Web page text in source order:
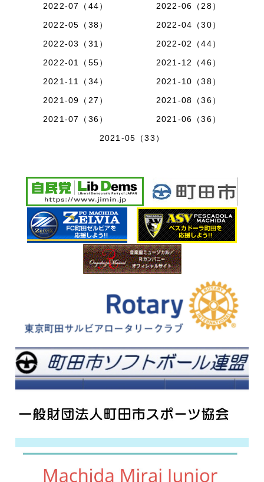
2022-07（44）
2022-06（28）
2022-05（38）
2022-04（30）
2022-03（31）
2022-02（44）
2022-01（55）
2021-12（46）
2021-11（34）
2021-10（38）
2021-09（27）
2021-08（36）
2021-07（36）
2021-06（36）
2021-05（33）